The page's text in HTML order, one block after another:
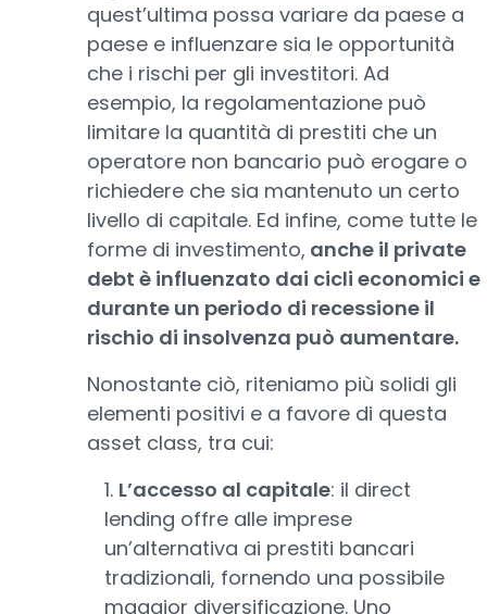
quest’ultima possa variare da paese a
paese e influenzare sia le opportunità
che i rischi per gli investitori. Ad
esempio, la regolamentazione può
limitare la quantità di prestiti che un
operatore non bancario può erogare o
richiedere che sia mantenuto un certo
livello di capitale. Ed infine, come tutte le
forme di investimento, anche il private
debt è influenzato dai cicli economici e
durante un periodo di recessione il
rischio di insolvenza può aumentare.
Nonostante ciò, riteniamo più solidi gli
elementi positivi e a favore di questa
asset class, tra cui:
1. L’accesso al capitale: il direct
lending offre alle imprese
un’alternativa ai prestiti bancari
tradizionali, fornendo una possibile
maggior diversificazione. Uno